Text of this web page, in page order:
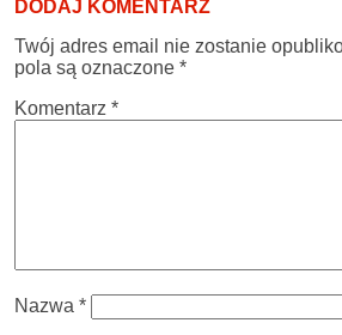
DODAJ KOMENTARZ
Twój adres email nie zostanie
pola są oznaczone *
Komentarz *
Nazwa *